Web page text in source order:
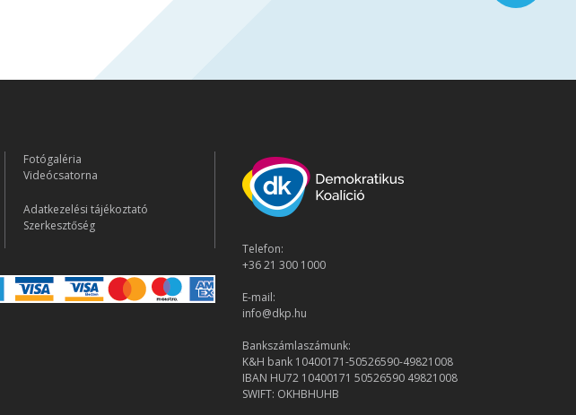
Fotógaléria
Videócsatorna
Adatkezelési tájékoztató
Szerkesztőség
Telefon:
+36 21 300 1000
E-mail:
info@dkp.hu
Bankszámlaszámunk:
K&H bank 10400171-50526590-49821008
IBAN HU72 10400171 50526590 49821008
SWIFT: OKHBHUHB